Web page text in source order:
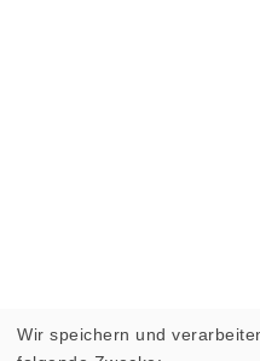
Wir speichern und